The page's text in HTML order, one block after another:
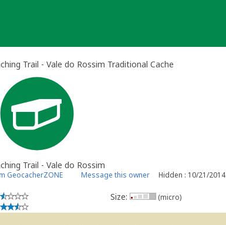
Trail - Vale do Rossim Traditional Cache
Trail - Vale do Rossim
GeocacherZONE Message this owner Hidden : 10/21/2014
Size: (micro)